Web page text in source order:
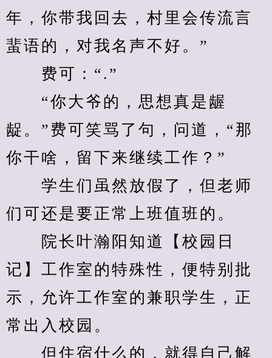
年，你带我回去，村里会传流言
蜚语的，对我名声不好。”
费可：“.”
“你大爷的，思想真是龌
龊。”费可笑骂了句，问道，“那
你干啥，留下来继续工作？”
学生们虽然放假了，但老师
们可还是要正常上班值班的。
院长叶瀚阳知道【校园日
记】工作室的特殊性，便特别批
示，允许工作室的兼职学生，正
常出入校园。
但住宿什么的，就得自己解